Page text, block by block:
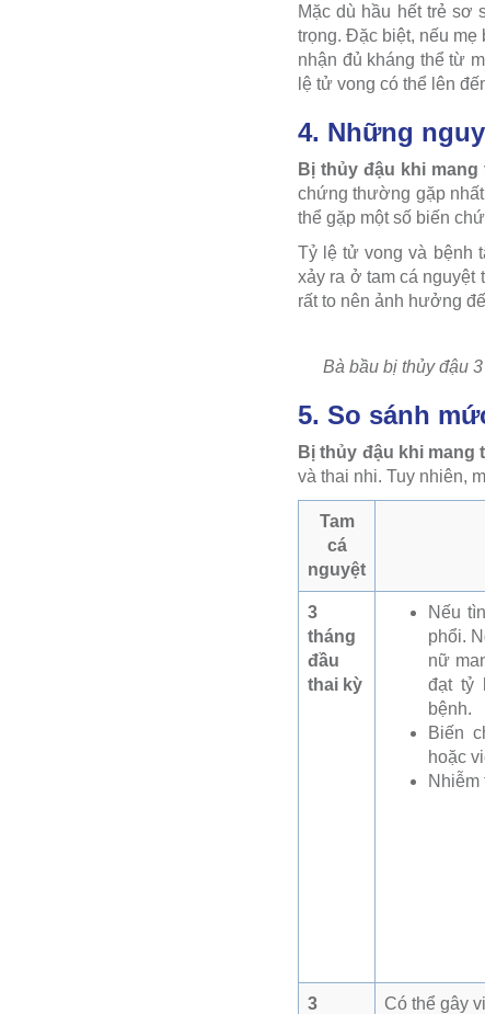
Mặc dù hầu hết trẻ sơ
trọng. Đặc biệt, nếu
nhận đủ kháng thể từ
lệ tử vong có thể lên
4. Những
Bị thủy đậu khi
chứng thường gặp
thể gặp một số biến
Tỷ lệ tử vong và bệnh
xảy ra ở tam cá nguyệt
rất to nên ảnh hưởng
Bà bầu bị thủy đậu
5. So sánh
Bị thủy đậu khi mang
và thai nhi. Tuy nhiên,
Tam
cá
nguyệt
3
tháng
đầu
thai kỳ
Nếu
phổi.
nữ
đạt tỷ
bệnh.
Biến
hoặc
Nhiễm
3
Có thể gây